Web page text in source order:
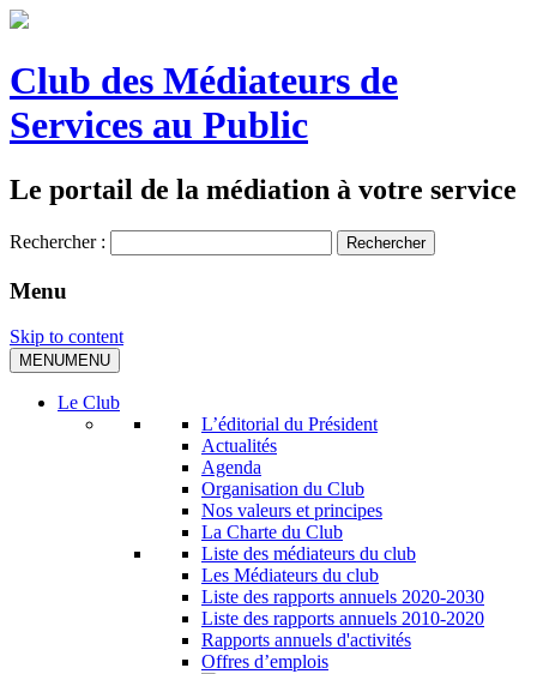
Club des Médiateurs de
Services au Public
Le portail de la médiation à votre service
Rechercher :
Menu
Skip to content
MENUMENU
Le Club
L’éditorial du Président
Actualités
Agenda
Organisation du Club
Nos valeurs et principes
La Charte du Club
Liste des médiateurs du club
Les Médiateurs du club
Liste des rapports annuels 2020-2030
Liste des rapports annuels 2010-2020
Rapports annuels d'activités
Offres d’emplois